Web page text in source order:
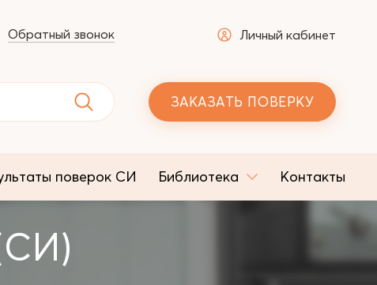
Обратный звонок Личный кабинет
ЗАКАЗАТЬ ПОВЕРКУ
поверок СИ Библиотека Контакты